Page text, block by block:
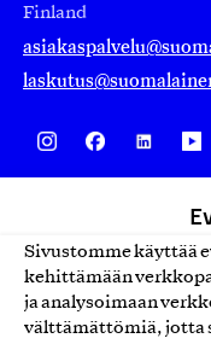
Sivustomme käyttää
kehittämään
ja analysoimaan
välttämättömiä, jotta
Finland
Design From